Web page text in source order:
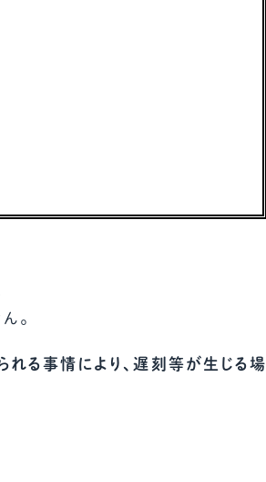
。
る事情により、遅刻等が生じる場